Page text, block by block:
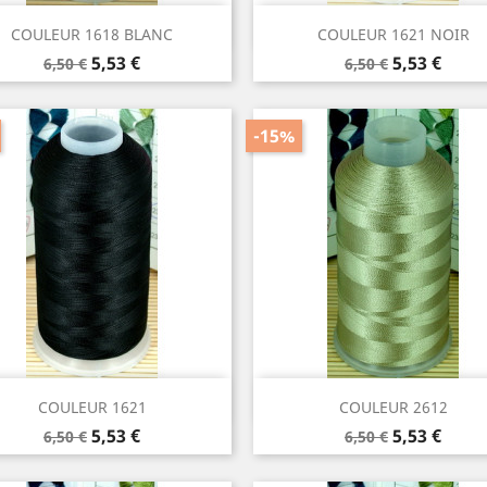
COULEUR 1618 BLANC
Prix
de
base
6,50 € Prix
5,53 €
Aperçu rapide COULEUR 1621 NOIR
Prix
de
base
6,50 € Prix
5,53 €
Aperçu rapide
COULEUR 1621
Prix
de
base
6,50 € Prix
5,53 €
Aperçu rapide COULEUR 2612
Prix
de
base
6,50 €
-15%
Prix
5,53 €
Aperçu rapide